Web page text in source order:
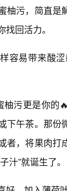
柚污，简直
回活力。
容易带来酸
柚污更是你的
下午茶。那
者，将果肉
汁”就诞生了。